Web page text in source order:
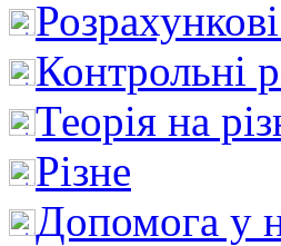
Контрольні
Теорія на
Різне
Допомога у